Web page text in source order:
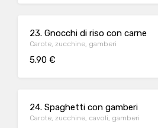
23. Gnocchi di riso con carne
Carote, zucchine, gamberi
5.90 €
24. Spaghetti con gamberi
Carote, zucchine, cavoli, gamberi